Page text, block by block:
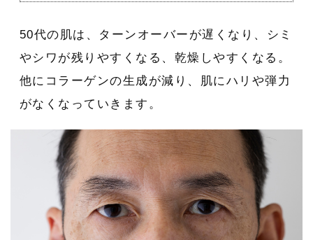
50代の肌は、ターンオーバーが遅くなり、シミ
やシワが残りやすくなる、乾燥しやすくなる。
他にコラーゲンの生成が減り、肌にハリや弾力
がなくなっていきます。